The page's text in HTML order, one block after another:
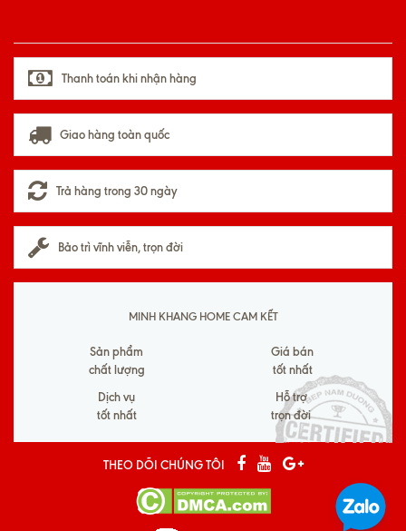
Thanh toán khi nhận hàng
Giao hàng toàn quốc
Trả hàng trong 30 ngày
Bảo trì vĩnh viễn, trọn đời
MINH KHANG HOME CAM KẾT
Sản phẩm
chất lượng
Giá bán
tốt nhất
Dịch vụ
tốt nhất
Hỗ trợ
trọn đời
THEO DÕI CHÚNG TÔI